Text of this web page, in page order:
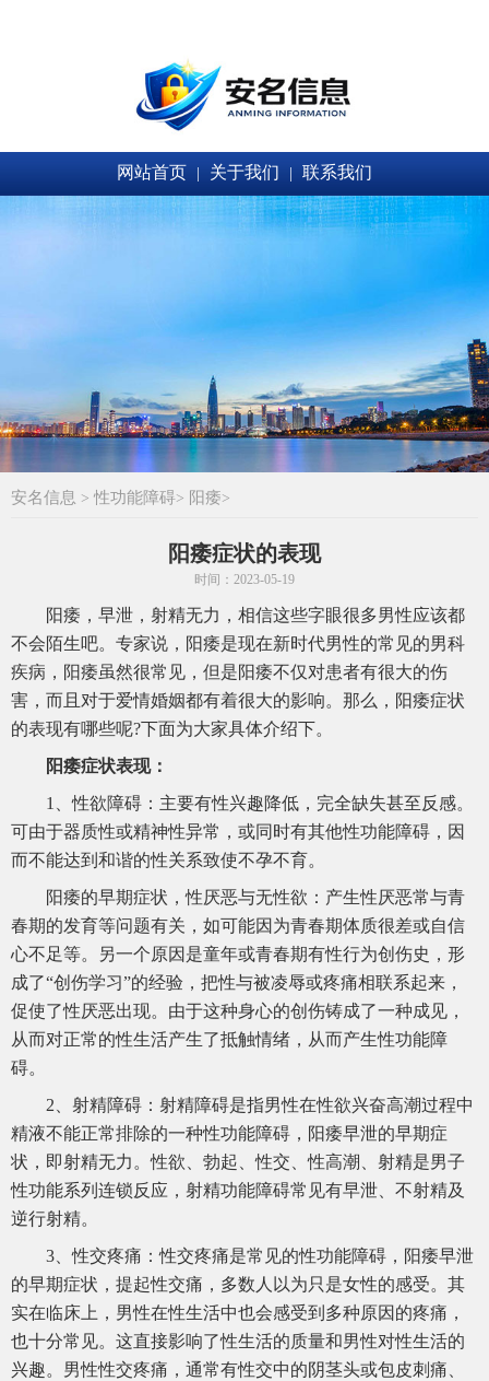
网站首页 关于我们 联系我们
安名信息 > 性功能障碍> 阳痿>
阳痿症状的表现
时间：2023-05-19
阳痿，早泄，射精无力，相信这些字眼很多男性应该都
不会陌生吧。专家说，阳痿是现在新时代男性的常见的男科
疾病，阳痿虽然很常见，但是阳痿不仅对患者有很大的伤
害，而且对于爱情婚姻都有着很大的影响。那么，阳痿症状
的表现有哪些呢?下面为大家具体介绍下。
阳痿症状表现：
1、性欲障碍：主要有性兴趣降低，完全缺失甚至反感。
可由于器质性或精神性异常，或同时有其他性功能障碍，因
而不能达到和谐的性关系致使不孕不育。
阳痿的早期症状，性厌恶与无性欲：产生性厌恶常与青
春期的发育等问题有关，如可能因为青春期体质很差或自信
心不足等。另一个原因是童年或青春期有性行为创伤史，形
成了“创伤学习”的经验，把性与被凌辱或疼痛相联系起来，
促使了性厌恶出现。由于这种身心的创伤铸成了一种成见，
从而对正常的性生活产生了抵触情绪，从而产生性功能障
碍。
2、射精障碍：射精障碍是指男性在性欲兴奋高潮过程中
精液不能正常排除的一种性功能障碍，阳痿早泄的早期症
状，即射精无力。性欲、勃起、性交、性高潮、射精是男子
性功能系列连锁反应，射精功能障碍常见有早泄、不射精及
逆行射精。
3、性交疼痛：性交疼痛是常见的性功能障碍，阳痿早泄
的早期症状，提起性交痛，多数人以为只是女性的感受。其
实在临床上，男性在性生活中也会感受到多种原因的疼痛，
也十分常见。这直接影响了性生活的质量和男性对性生活的
兴趣。男性性交疼痛，通常有性交中的阴茎头或包皮刺痛、